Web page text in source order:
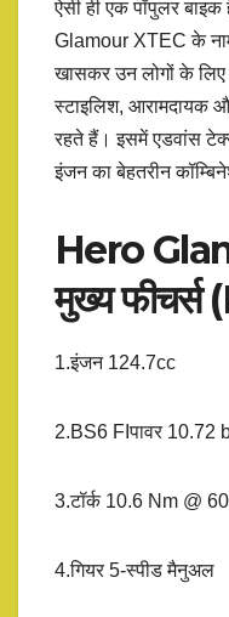
ऐसी ही एक पॉपुलर
Glamour XTEC के
खासकर उन लोगों के
स्टाइलिश, आरामदायक
रहते हैं। इसमें एडवांस
इंजन का बेहतरीन
Hero
मुख्य
1.इंजन 124.7cc
2.BS6 FIपावर 10.72
3.टॉर्क 10.6 Nm @
4.गियर 5-स्पीड मैनुअल